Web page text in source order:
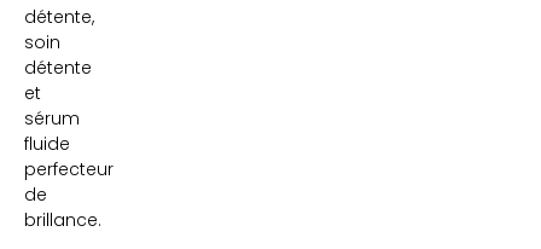
détente,
soin
détente
et
sérum
fluide
perfecteur
de
brillance.